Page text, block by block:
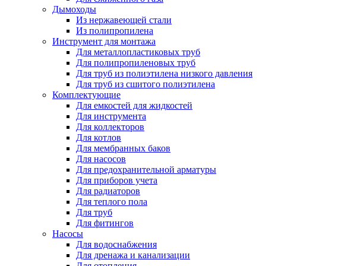
Дымоходы
Из нержавеющей стали
Из полипропилена
Инструмент для монтажа
Для металлопластиковых труб
Для полипропиленовых труб
Для труб из полиэтилена низкого давления
Для труб из сшитого полиэтилена
Комплектующие
Для емкостей для жидкостей
Для инструмента
Для коллекторов
Для котлов
Для мембранных баков
Для насосов
Для предохранительной арматуры
Для приборов учета
Для радиаторов
Для теплого пола
Для труб
Для фитингов
Насосы
Для водоснабжения
Для дренажа и канализации